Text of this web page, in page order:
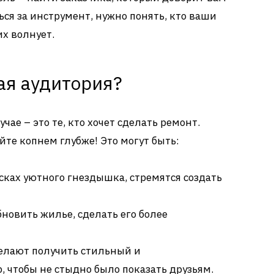
за инструмент, нужно понять, кто ваши
волнует.
аудитория?
– это те, кто хочет сделать ремонт.
копнем глубже! Это могут быть:
уютного гнездышка, стремятся создать
жилье, сделать его более
получить стильный и
не стыдно было показать друзьям.